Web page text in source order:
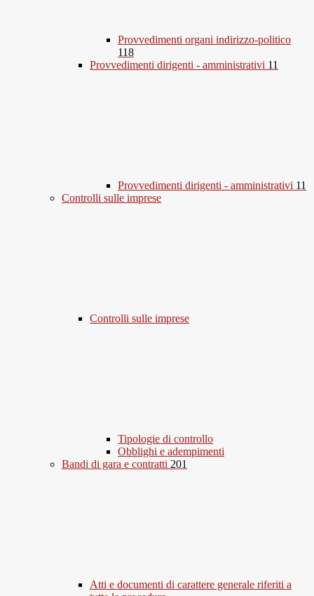
Provvedimenti organi indirizzo-politico
118
Provvedimenti dirigenti - amministrativi 11
Provvedimenti dirigenti - amministrativi 11
Controlli sulle imprese
Controlli sulle imprese
Tipologie di controllo
Obblighi e adempimenti
Bandi di gara e contratti 201
Atti e documenti di carattere generale riferiti a